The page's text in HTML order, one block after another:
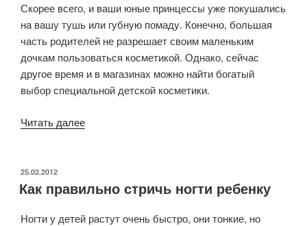
Скорее всего, и ваши юные принцессы уже покушались
на вашу тушь или губную помаду. Конечно, большая
часть родителей не разрешает своим маленьким
дочкам пользоваться косметикой. Однако, сейчас
другое время и в магазинах можно найти богатый
выбор специальной детской косметики.
Читать далее
ОПУБЛИКОВАНО
25.02.2012
Как правильно стричь ногти ребенку
Ногти у детей растут очень быстро, они тонкие, но